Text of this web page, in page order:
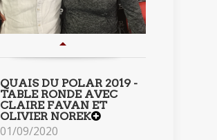
QUAIS DU POLAR 2019 -
TABLE RONDE AVEC
CLAIRE FAVAN ET
OLIVIER NOREK
01/09/2020